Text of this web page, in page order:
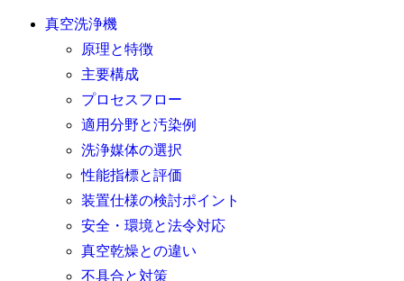
真空洗浄機
原理と特徴
主要構成
プロセスフロー
適用分野と汚染例
洗浄媒体の選択
性能指標と評価
装置仕様の検討ポイント
安全・環境と法令対応
真空乾燥との違い
不具合と対策